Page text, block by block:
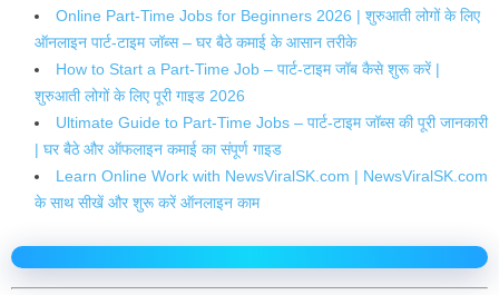
Online Part-Time Jobs for Beginners 2026 | शुरुआती लोगों के लिए
ऑनलाइन पार्ट-टाइम जॉब्स – घर बैठे कमाई के आसान तरीके
How to Start a Part-Time Job – पार्ट-टाइम जॉब कैसे शुरू करें |
शुरुआती लोगों के लिए पूरी गाइड 2026
Ultimate Guide to Part-Time Jobs – पार्ट-टाइम जॉब्स की पूरी जानकारी
| घर बैठे और ऑफलाइन कमाई का संपूर्ण गाइड
Learn Online Work with NewsViralSK.com | NewsViralSK.com
के साथ सीखें और शुरू करें ऑनलाइन काम